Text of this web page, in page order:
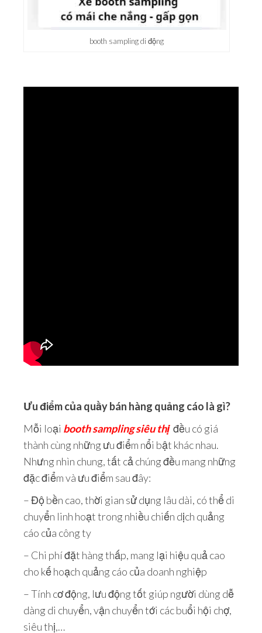
booth sampling di động
Ưu điểm của quầy bán hàng quảng cáo là gì?
Mỗi loại booth sampling siêu thị đều có giá
thành cùng những ưu điểm nổi bật khác nhau.
Nhưng nhìn chung, tất cả chúng đều mang những
đặc điểm và ưu điểm sau đây:
– Độ bền cao, thời gian sử dụng lâu dài, có thể di
chuyển linh hoạt trong nhiều chiến dịch quảng
cáo của công ty
– Chi phí đặt hàng thấp, mang lại hiệu quả cao
cho kế hoạch quảng cáo của doanh nghiệp
– Tính cơ động, lưu động tốt giúp người dùng dễ
dàng di chuyển, vận chuyển tới các buổi hội chợ,
siêu thị,…